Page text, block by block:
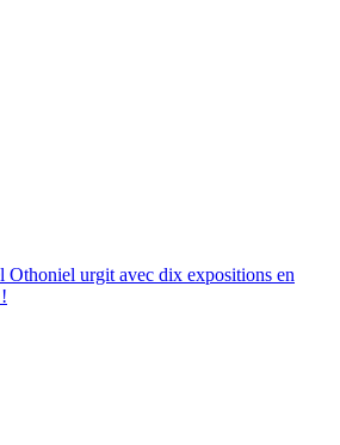
Othoniel urgit avec dix expositions en